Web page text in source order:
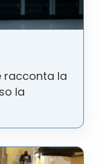
racconta la
la